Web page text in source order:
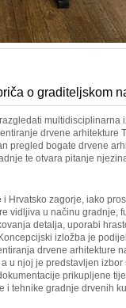
o graditeljskom
drvene arhitekture
pregled bogate drvene
te otvara pitanje
Hrvatsko zagorje, iako
vidljiva u načinu gradnje,
detalja, uporabi
izložba je
drvene arhitekture
u njoj je predstavljen
prikupljene
i tehnike gradnje drvenih